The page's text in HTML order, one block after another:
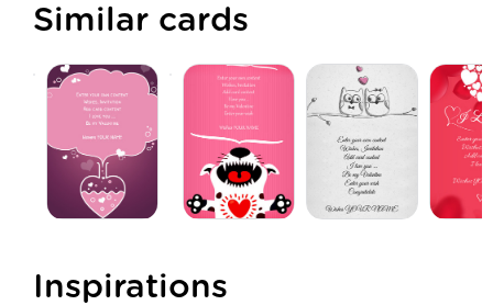
Similar cards
Inspirations